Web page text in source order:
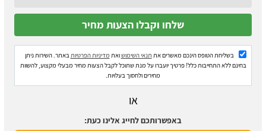
בשליחת הטופס הינכם מאשרים את תנאי השימושואת מדיניות הפרטיותבאתר. השירות ניתן
בחינם ללא התחייבות כלל! פרטיך יועברו על מנת שתוכל לקבל הצעות מחיר מבעלי מקצוע, להשוות
מחירים ולחסוך בעלויות.
או
באפשרותכם לחייג אלינו כעת: